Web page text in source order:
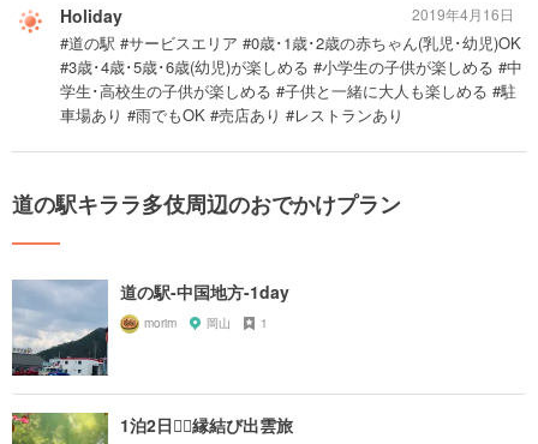
Holiday
#道の駅 #サービスエリア #0歳･1歳･2歳の赤ちゃん(乳児･幼児)OK
#3歳･4歳･5歳･6歳(幼児)が楽しめる #小学生の子供が楽しめる #中
学生･高校生の子供が楽しめる #子供と一緒に大人も楽しめる #駐
車場あり #雨でもOK #売店あり #レストランあり
2019年4月16日
道の駅キララ多伎周辺のおでかけプラン
道の駅-中国地方-1day
morim 岡山 1
1泊2日❤️‍🔥縁結び出雲旅